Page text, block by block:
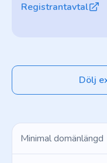
Registrantavtal
Dölj
Minimal domänlängd